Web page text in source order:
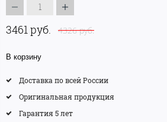
3461 руб. 4326 руб.
В корзину
Доставка по всей России
Оригинальная продукция
Гарантия 5 лет